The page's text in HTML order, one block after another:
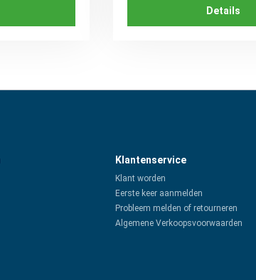
Details
Klantenservice
Klant worden
Eerste keer aanmelden
Probleem melden of retourneren
Algemene Verkoopsvoorwaarden